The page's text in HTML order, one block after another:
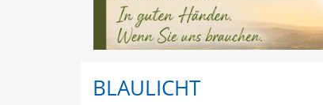
BLAULICHT